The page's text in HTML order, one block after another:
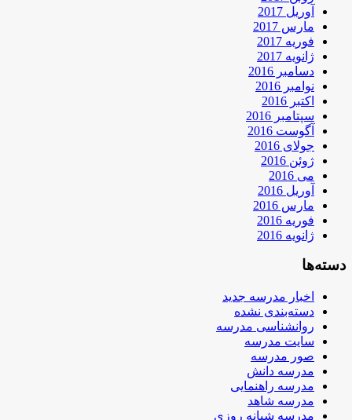
آوریل 2017
مارس 2017
فوریه 2017
ژانویه 2017
دسامبر 2016
نوامبر 2016
اکتبر 2016
سپتامبر 2016
آگوست 2016
جولای 2016
ژوئن 2016
می 2016
آوریل 2016
مارس 2016
فوریه 2016
ژانویه 2016
دسته‌ها
اخبار مدرسه جدید
دسته‌بندی نشده
روانشناسی مدرسه
سایت مدرسه
صور مدرسه
مدرسه دانش
مدرسه راهنمایی
مدرسه شاهد
مدرسه شبانه روزی